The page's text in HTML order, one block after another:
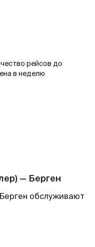
рейсов до
в неделю
— Берген
обслуживают